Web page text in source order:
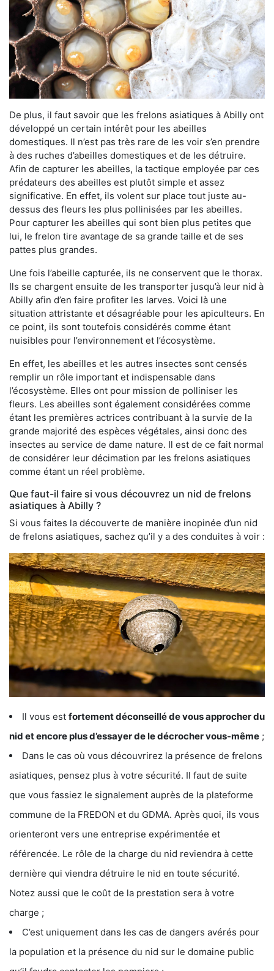
De plus, il faut savoir que les frelons asiatiques à Abilly ont
développé un certain intérêt pour les abeilles
domestiques. Il n’est pas très rare de les voir s’en prendre
à des ruches d’abeilles domestiques et de les détruire.
Afin de capturer les abeilles, la tactique employée par ces
prédateurs des abeilles est plutôt simple et assez
significative. En effet, ils volent sur place tout juste au-
dessus des fleurs les plus pollinisées par les abeilles.
Pour capturer les abeilles qui sont bien plus petites que
lui, le frelon tire avantage de sa grande taille et de ses
pattes plus grandes.
Une fois l’abeille capturée, ils ne conservent que le thorax.
Ils se chargent ensuite de les transporter jusqu’à leur nid à
Abilly afin d’en faire profiter les larves. Voici là une
situation attristante et désagréable pour les apiculteurs. En
ce point, ils sont toutefois considérés comme étant
nuisibles pour l’environnement et l’écosystème.
En effet, les abeilles et les autres insectes sont censés
remplir un rôle important et indispensable dans
l’écosystème. Elles ont pour mission de polliniser les
fleurs. Les abeilles sont également considérées comme
étant les premières actrices contribuant à la survie de la
grande majorité des espèces végétales, ainsi donc des
insectes au service de dame nature. Il est de ce fait normal
de considérer leur décimation par les frelons asiatiques
comme étant un réel problème.
Que faut-il faire si vous découvrez un nid de frelons
asiatiques à Abilly ?
Si vous faites la découverte de manière inopinée d’un nid
de frelons asiatiques, sachez qu’il y a des conduites à voir :
Il vous est fortement déconseillé de vous approcher du
nid et encore plus d’essayer de le décrocher vous-même ;
Dans le cas où vous découvrirez la présence de frelons
asiatiques, pensez plus à votre sécurité. Il faut de suite
que vous fassiez le signalement auprès de la plateforme
commune de la FREDON et du GDMA. Après quoi, ils vous
orienteront vers une entreprise expérimentée et
référencée. Le rôle de la charge du nid reviendra à cette
dernière qui viendra détruire le nid en toute sécurité.
Notez aussi que le coût de la prestation sera à votre
charge ;
C’est uniquement dans les cas de dangers avérés pour
la population et la présence du nid sur le domaine public